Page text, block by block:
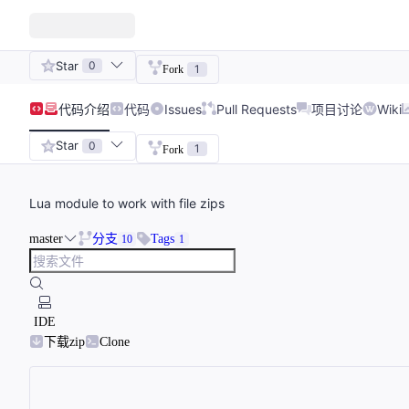
Star 0 Fork 1
代码介绍 代码 Issues Pull Requests 项目讨论 Wiki
Star 0 Fork 1
Lua module to work with file zips
master 分支 10 Tags 1
IDE
下载zip
Clone